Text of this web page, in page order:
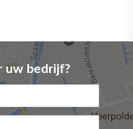
uw bedrijf?